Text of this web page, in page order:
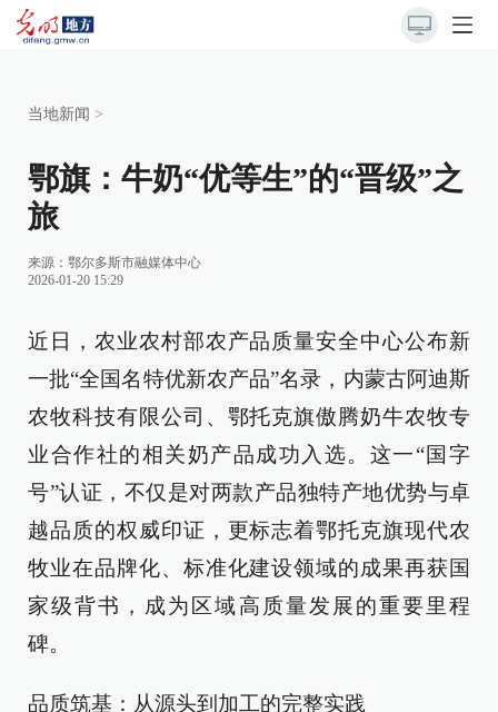
当地新闻 >
鄂旗：牛奶“优等生”的“晋级”之
旅
来源： 鄂尔多斯市融媒体中心
2026-01-20 15:29
近日，农业农村部农产品质量安全中心公布新
一批“全国名特优新农产品”名录，内蒙古阿迪斯
农牧科技有限公司、鄂托克旗傲腾奶牛农牧专
业合作社的相关奶产品成功入选。这一“国字
号”认证，不仅是对两款产品独特产地优势与卓
越品质的权威印证，更标志着鄂托克旗现代农
牧业在品牌化、标准化建设领域的成果再获国
家级背书，成为区域高质量发展的重要里程
碑。
品质筑基：从源头到加工的完整实践